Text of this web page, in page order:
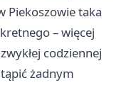
Piekoszowie taka
– więcej
codziennej
żadnym